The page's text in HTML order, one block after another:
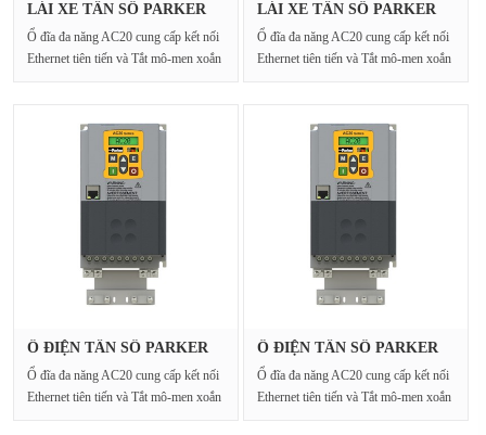
LÁI XE TẦN SỐ PARKER
20G-46-07···
Ổ đĩa đa năng AC20 cung cấp kết nối
Ethernet tiên tiến và Tắt mô-men xoắn
LÁI XE TẦN SỐ PARKER
20G-45-06···
Ổ đĩa đa năng AC20 cung cấp kết nối
Ethernet tiên tiến và Tắt mô-men xoắn
Ổ ĐIỆN TẦN SỐ PARKER
20G-35-04···
Ổ đĩa đa năng AC20 cung cấp kết nối
Ethernet tiên tiến và Tắt mô-men xoắn
Ổ ĐIỆN TẦN SỐ PARKER
20G-34-02···
Ổ đĩa đa năng AC20 cung cấp kết nối
Ethernet tiên tiến và Tắt mô-men xoắn